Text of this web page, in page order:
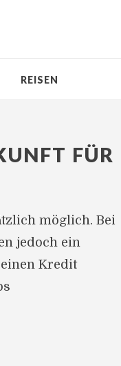
REISEN
FÜR
möglich. Bei
jedoch ein
Kredit